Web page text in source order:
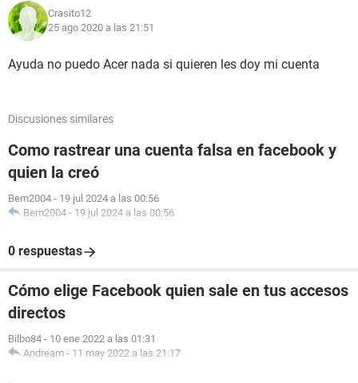
Crasito12
25 ago 2020 a las 21:51
Ayuda no puedo Acer nada si quieren les doy mi cuenta
Discusiones similares
Como rastrear una cuenta falsa en facebook y
quien la creó
Bem2004 - 19 jul 2024 a las 00:56
Bem2004 - 19 jul 2024 a las 00:56
0 respuestas
Cómo elige Facebook quien sale en tus accesos
directos
Bilbo84 - 10 ene 2022 a las 01:31
Andream - 11 may 2022 a las 21:17